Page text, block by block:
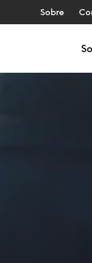
Sobre